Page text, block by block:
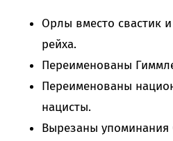
Орлы вместо свастик
рейха.
Переименованы
Переименованы
нацисты.
Вырезаны упоминания